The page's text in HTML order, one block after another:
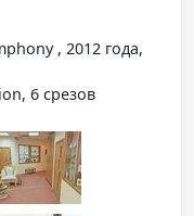
, 2012 года,
6 срезов